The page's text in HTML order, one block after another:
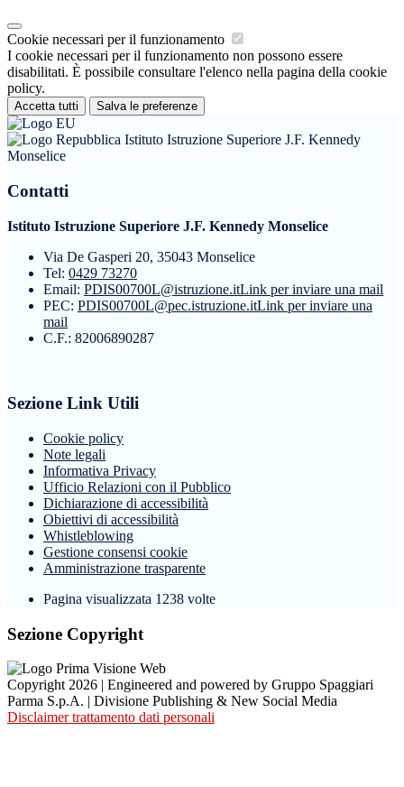
Cookie necessari per il funzionamento
I cookie necessari per il funzionamento non possono essere
disabilitati. È possibile consultare l'elenco nella pagina della cookie
policy.
Accetta tutti Salva le preferenze
Istituto Istruzione Superiore J.F. Kennedy
Monselice
Contatti
Istituto Istruzione Superiore J.F. Kennedy Monselice
Via De Gasperi 20, 35043 Monselice
Tel: 0429 73270
Email: PDIS00700L@istruzione.itLink per inviare una mail
PEC: PDIS00700L@pec.istruzione.itLink per inviare una
mail
C.F.: 82006890287
Sezione Link Utili
Cookie policy
Note legali
Informativa Privacy
Ufficio Relazioni con il Pubblico
Dichiarazione di accessibilità
Obiettivi di accessibilità
Whistleblowing
Gestione consensi cookie
Amministrazione trasparente
Pagina visualizzata 1238 volte
Sezione Copyright
Copyright 2026 | Engineered and powered by Gruppo Spaggiari
Parma S.p.A. | Divisione Publishing & New Social Media
Disclaimer trattamento dati personali